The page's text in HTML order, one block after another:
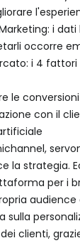
i
occorre
i 4
le
con il
la strategia.
per i
audience
sulla
clienti,